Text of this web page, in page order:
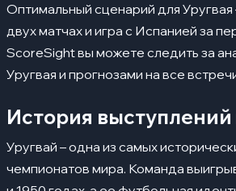
Оптимальный сценарий для
двух матчах и игра с Испанией за
ScoreSightвы можете следить за
Уругвая и прогнозами на все
История
Уругвай – одна из самых
чемпионатов мира. Команда